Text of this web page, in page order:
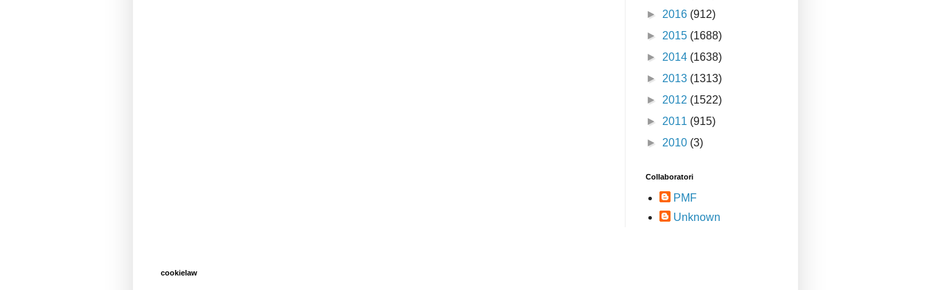
► 2016 (912)
► 2015 (1688)
► 2014 (1638)
► 2013 (1313)
► 2012 (1522)
► 2011 (915)
► 2010 (3)
Collaboratori
PMF
Unknown
cookielaw